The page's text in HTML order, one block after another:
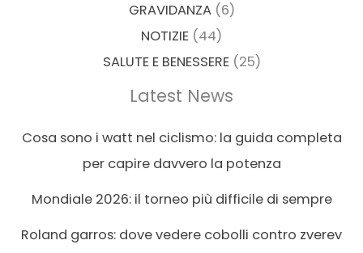
GRAVIDANZA(6)
NOTIZIE (44)
SALUTE E BENESSERE(25)
Latest News
Cosa sono i watt nel ciclismo: la guida completa
per capire davvero la potenza
Mondiale 2026: il torneo più difficile di sempre
Roland garros: dove vedere cobolli contro zverev